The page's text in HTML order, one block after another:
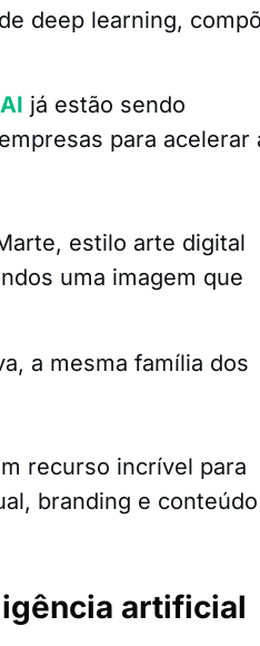
deep learning,
já estão sendo
para acelerar
estilo arte digital
uma imagem que
a mesma família dos
recurso incrível para
branding e conteúdo
artificial